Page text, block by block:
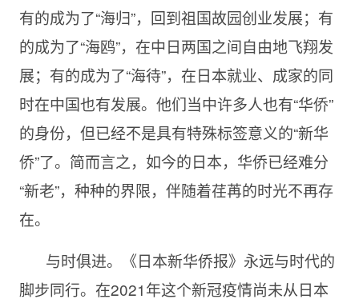
有的成为了“海归”，回到祖国故园创业发展；有
的成为了“海鸥”，在中日两国之间自由地飞翔发
展；有的成为了“海待”，在日本就业、成家的同
时在中国也有发展。他们当中许多人也有“华侨”
的身份，但已经不是具有特殊标签意义的“新华
侨”了。简而言之，如今的日本，华侨已经难分
“新老”，种种的界限，伴随着荏苒的时光不再存
在。
与时俱进。《日本新华侨报》永远与时代的
脚步同行。在2021年这个新冠疫情尚未从日本